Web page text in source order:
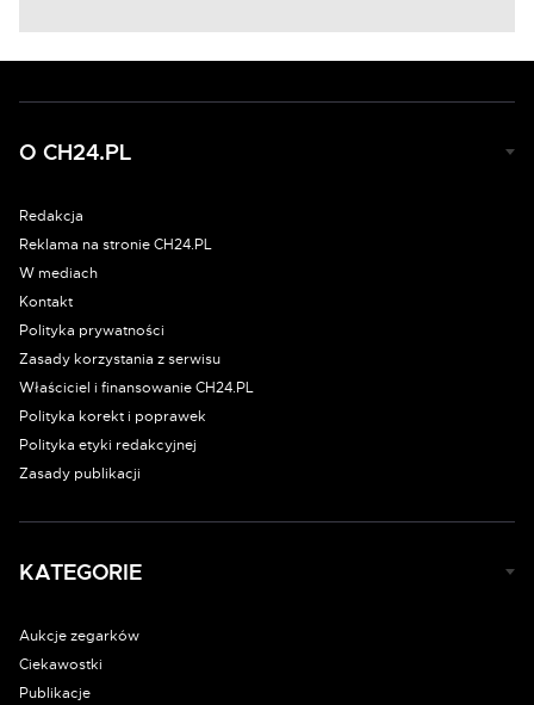
O CH24.PL
Redakcja
Reklama na stronie CH24.PL
W mediach
Kontakt
Polityka prywatności
Zasady korzystania z serwisu
Właściciel i finansowanie CH24.PL
Polityka korekt i poprawek
Polityka etyki redakcyjnej
Zasady publikacji
KATEGORIE
Aukcje zegarków
Ciekawostki
Publikacje